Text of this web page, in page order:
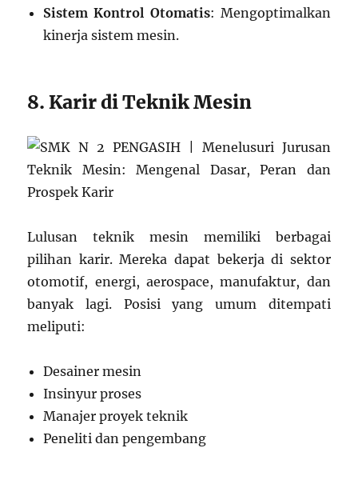
Sistem Kontrol Otomatis: Mengoptimalkan
kinerja sistem mesin.
8. Karir di Teknik Mesin
Lulusan teknik mesin memiliki berbagai
pilihan karir. Mereka dapat bekerja di sektor
otomotif, energi, aerospace, manufaktur, dan
banyak lagi. Posisi yang umum ditempati
meliputi:
Desainer mesin
Insinyur proses
Manajer proyek teknik
Peneliti dan pengembang